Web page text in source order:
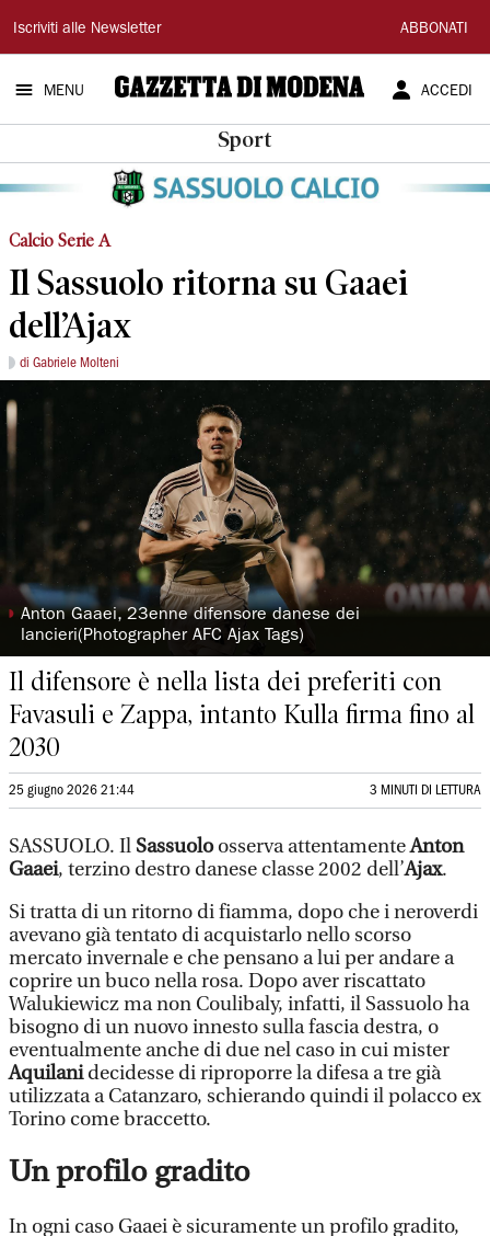
Gazzetta
di
Modena
Iscriviti alle Newsletter ABBONATI
MENU ACCEDI
Sport
Calcio Serie A
Il Sassuolo ritorna su Gaaei
dell’Ajax
di Gabriele Molteni
◗ Anton Gaaei, 23enne difensore danese dei
lancieri(Photographer AFC Ajax Tags)
Il difensore è nella lista dei preferiti con
Favasuli e Zappa, intanto Kulla firma fino al
2030
25 giugno 2026 21:44 3 MINUTI DI LETTURA
SASSUOLO. Il Sassuoloosserva attentamenteAnton
Gaaei, terzino destro danese classe 2002 dell’Ajax.
Si tratta di un ritorno di fiamma, dopo che i neroverdi
avevano già tentato di acquistarlo nello scorso
mercato invernale e che pensano a lui per andare a
coprire un buco nella rosa. Dopo aver riscattato
Walukiewicz ma non Coulibaly, infatti, il Sassuolo ha
bisogno di un nuovo innesto sulla fascia destra, o
eventualmente anche di due nel caso in cui mister
Aquilanidecidesse di riproporre la difesa a tre già
utilizzata a Catanzaro, schierando quindi il polacco ex
Torino come braccetto.
Un profilo gradito
In ogni caso Gaaei è sicuramente un profilo gradito,